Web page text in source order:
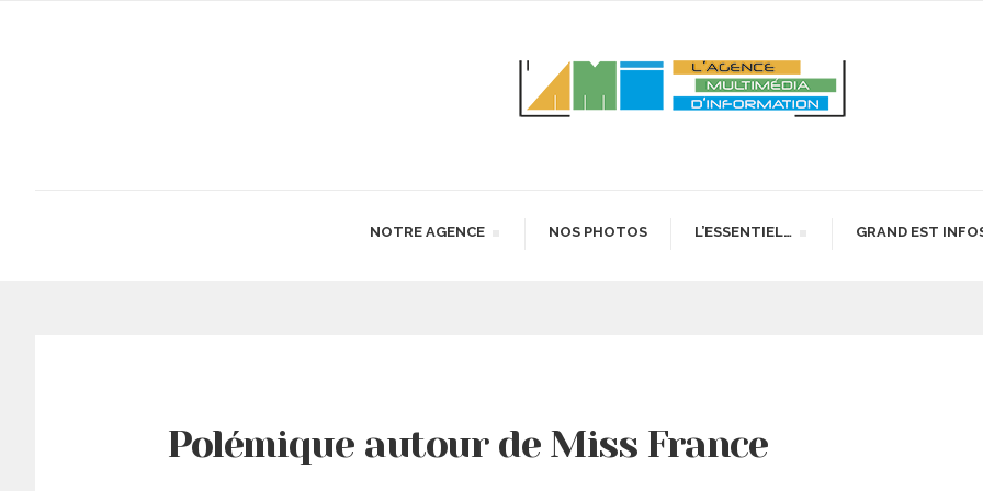
NOTRE AGENCE NOS PHOTOS L’ESSENTIEL… GRAND EST
Polémique autour de Miss France